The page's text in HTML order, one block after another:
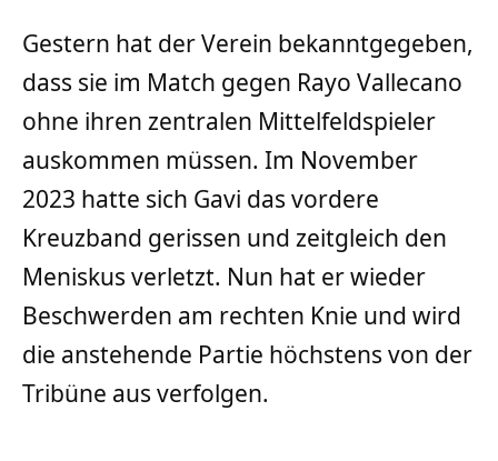
Gestern hat der Verein bekanntgegeben,
dass sie im Match gegen Rayo Vallecano
ohne ihren zentralen Mittelfeldspieler
auskommen müssen. Im November
2023 hatte sich Gavi das vordere
Kreuzband gerissen und zeitgleich den
Meniskus verletzt. Nun hat er wieder
Beschwerden am rechten Knie und wird
die anstehende Partie höchstens von der
Tribüne aus verfolgen.